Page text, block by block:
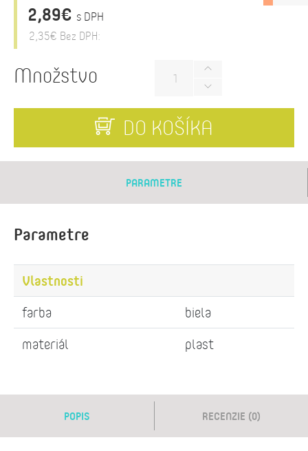
2,89€ s DPH
2,35€ Bez DPH:
Množstvo
DO KOŠÍKA
PARAMETRE
Parametre
Vlastnosti
farba
biela
materiál
plast
POPIS RECENZIE (0)